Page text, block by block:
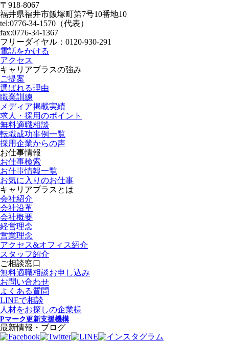
〒918-8067
福井県福井市飯塚町第7号10番地10
tel:0776-34-1570（代表）
fax:0776-34-1367
フリーダイヤル：0120-930-291
電話をかける
アクセス
キャリアプラスの強み
ご提案
選ばれる理由
職業訓練
メディア掲載実績
求人・採用のポイント
無料適職相談
転職成功事例一覧
採用企業からの声
お仕事情報
お仕事検索
お仕事情報一覧
お気に入りのお仕事
キャリアプラスとは
会社紹介
会社沿革
会社概要
経営理念
営業理念
アクセス&オフィス紹介
スタッフ紹介
ご相談窓口
無料適職相談お申し込み
お問い合わせ
よくある質問
LINEで相談
人材をお探しの企業様
Pマーク更新支援機構
最新情報・ブログ